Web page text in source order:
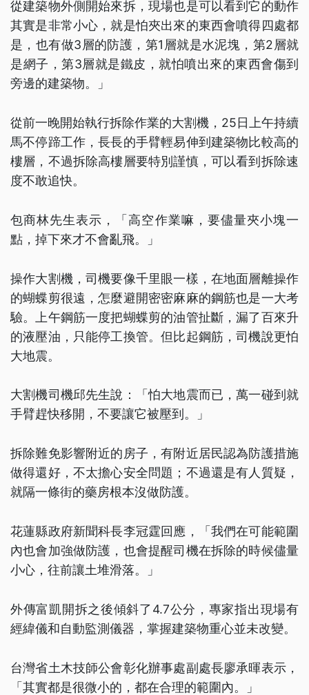
從建築物外側開始來拆，現場也是可以看到它的動作
其實是非常小心，就是怕夾出來的東西會噴得四處都
是，也有做3層的防護，第1層就是水泥塊，第2層就
是網子，第3層就是鐵皮，就怕噴出來的東西會傷到
旁邊的建築物。」
從前一晚開始執行拆除作業的大割機，25日上午持續
馬不停蹄工作，長長的手臂輕易伸到建築物比較高的
樓層，不過拆除高樓層要特別謹慎，可以看到拆除速
度不敢追快。
包商林先生表示，「高空作業嘛，要儘量夾小塊一
點，掉下來才不會亂飛。」
操作大割機，司機要像千里眼一樣，在地面層離操作
的蝴蝶剪很遠，怎麼避開密密麻麻的鋼筋也是一大考
驗。上午鋼筋一度把蝴蝶剪的油管扯斷，漏了百來升
的液壓油，只能停工換管。但比起鋼筋，司機說更怕
大地震。
大割機司機邱先生說：「怕大地震而已，萬一碰到就
手臂趕快移開，不要讓它被壓到。」
拆除難免影響附近的房子，有附近居民認為防護措施
做得還好，不太擔心安全問題；不過還是有人質疑，
就隔一條街的藥房根本沒做防護。
花蓮縣政府新聞科長李冠霆回應，「我們在可能範圍
內也會加強做防護，也會提醒司機在拆除的時候儘量
小心，往前讓土堆滑落。」
外傳富凱開拆之後傾斜了4.7公分，專家指出現場有
經緯儀和自動監測儀器，掌握建築物重心並未改變。
台灣省土木技師公會彰化辦事處副處長廖承暉表示，
「其實都是很微小的，都在合理的範圍內。」